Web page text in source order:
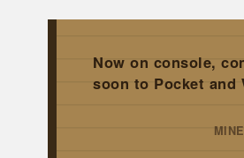
Now on console,
soon to Pocket and